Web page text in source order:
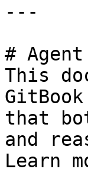
---
#
This
that
and
Learn